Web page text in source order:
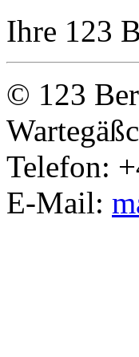
Ihre 123
© 123
Telefon:
E-Mail: